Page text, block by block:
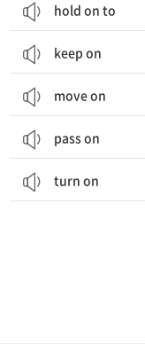
hold on to
keep on
move on
pass on
turn on